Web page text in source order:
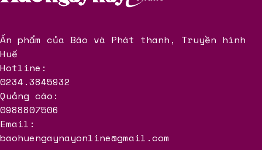
Ấn phẩm của Báo và Phát thanh, Truyền hình
Huế
Hotline:
0234.3845932
Quảng cáo:
0988807506
Email:
baohuengaynayonline@gmail.com